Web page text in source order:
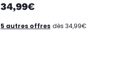
34,99€
5 autres offres dès 34,99€